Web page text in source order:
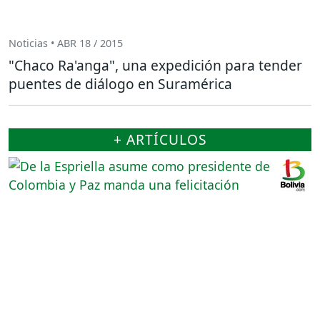
Noticias • ABR 18 / 2015
"Chaco Ra'anga", una expedición para tender
puentes de diálogo en Suramérica
+ ARTÍCULOS